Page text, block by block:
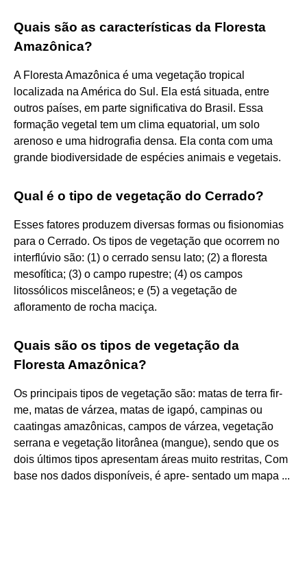
Quais são as características da Floresta
Amazônica?
A Floresta Amazônica é uma vegetação tropical
localizada na América do Sul. Ela está situada, entre
outros países, em parte significativa do Brasil. Essa
formação vegetal tem um clima equatorial, um solo
arenoso e uma hidrografia densa. Ela conta com uma
grande biodiversidade de espécies animais e vegetais.
Qual é o tipo de vegetação do Cerrado?
Esses fatores produzem diversas formas ou fisionomias
para o Cerrado. Os tipos de vegetação que ocorrem no
interflúvio são: (1) o cerrado sensu lato; (2) a floresta
mesofítica; (3) o campo rupestre; (4) os campos
litossólicos miscelâneos; e (5) a vegetação de
afloramento de rocha maciça.
Quais são os tipos de vegetação da
Floresta Amazônica?
Os principais tipos de vegetação são: matas de terra fir-
me, matas de várzea, matas de igapó, campinas ou
caatingas amazônicas, campos de várzea, vegetação
serrana e vegetação litorânea (mangue), sendo que os
dois últimos tipos apresentam áreas muito restritas, Com
base nos dados disponíveis, é apre- sentado um mapa ...